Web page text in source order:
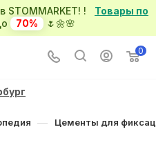
STOMMARKET! ! Товары по
70% 🌷🌼🌸
0
— Цементы для